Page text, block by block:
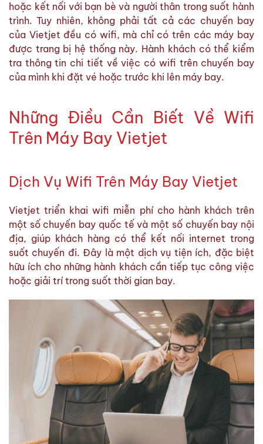
hoặc kết nối với bạn bè và người thân trong suốt hành
trình. Tuy nhiên, không phải tất cả các chuyến bay
của Vietjet đều có wifi, mà chỉ có trên các máy bay
được trang bị hệ thống này. Hành khách có thể kiểm
tra thông tin chi tiết về việc có wifi trên chuyến bay
của mình khi đặt vé hoặc trước khi lên máy bay.
Những Điều Cần Biết Về Wifi
Trên Máy Bay Vietjet
Dịch Vụ Wifi Trên Máy Bay Vietjet
Vietjet triển khai wifi miễn phí cho hành khách trên
một số chuyến bay quốc tế và một số chuyến bay nội
địa, giúp khách hàng có thể kết nối internet trong
suốt chuyến đi. Đây là một dịch vụ tiện ích, đặc biệt
hữu ích cho những hành khách cần tiếp tục công việc
hoặc giải trí trong suốt thời gian bay.